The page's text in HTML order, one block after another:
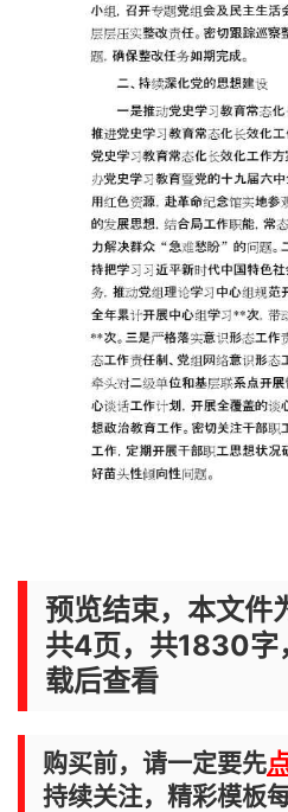
预览结束，本文
共4页，共1830字
载后查看
购买前，请一定要先
持续关注，精彩模板